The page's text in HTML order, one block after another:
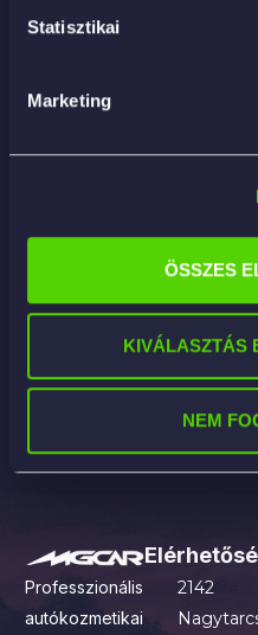
Statisztikai
Marketing
ÖSSZES
KIVÁLASZTÁS
NEM
ULTRA MICRON HD
3
Professzionális
autókozmetikai
2142